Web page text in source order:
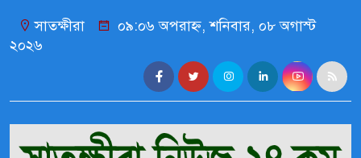
সাতক্ষীরা
০৯:০৬ অপরাহ্ন, শনিবার, ০৮ অগাস্ট
২০২৬